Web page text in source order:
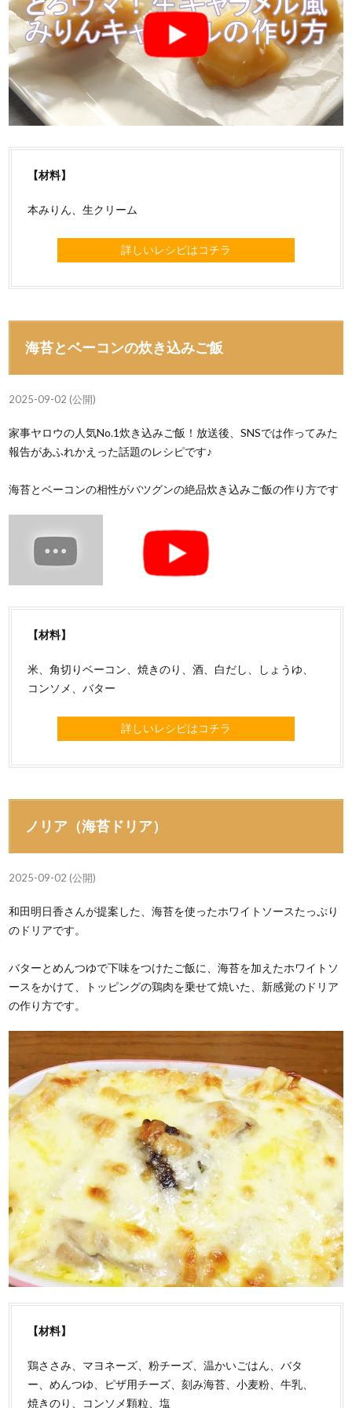
【材料】
本みりん、生クリーム
詳しいレシピはコチラ
海苔とベーコンの炊き込みご飯
2025-09-02 (公開)
家事ヤロウの人気No.1炊き込みご飯！放送後、SNSでは作ってみた
報告があふれかえった話題のレシピです♪
海苔とベーコンの相性がバツグンの絶品炊き込みご飯の作り方です
【材料】
米、角切りベーコン、焼きのり、酒、白だし、しょうゆ、
コンソメ、バター
詳しいレシピはコチラ
ノリア（海苔ドリア）
2025-09-02 (公開)
和田明日香さんが提案した、海苔を使ったホワイトソースたっぷり
のドリアです。
バターとめんつゆで下味をつけたご飯に、海苔を加えたホワイトソ
ースをかけて、トッピングの鶏肉を乗せて焼いた、新感覚のドリア
の作り方です。
【材料】
鶏ささみ、マヨネーズ、粉チーズ、温かいごはん、バタ
ー、めんつゆ、ピザ用チーズ、刻み海苔、小麦粉、牛乳、
焼きのり、コンソメ顆粒、塩